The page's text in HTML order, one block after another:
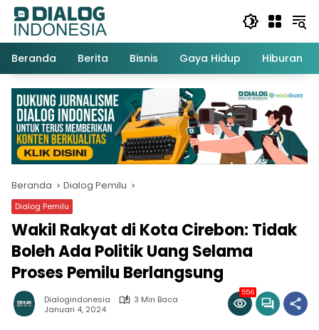
Langsung
konten
Beranda
Berita Bisnis Gaya Hidup Hiburan
Beranda Dialog Pemilu
Dialog Pemilu
Wakil Rakyat di Kota Cirebon: Tidak
Boleh Ada Politik Uang Selama
Proses Pemilu Berlangsung
Dialogindonesia
3 Min Baca
Januari 4, 2024
556